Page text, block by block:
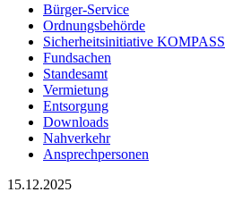
Bürger-Service
Ordnungsbehörde
Sicherheitsinitiative KOMPASS
Fundsachen
Standesamt
Vermietung
Entsorgung
Downloads
Nahverkehr
Ansprechpersonen
15.12.2025